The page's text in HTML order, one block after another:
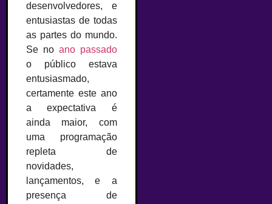
desenvolvedores, e
entusiastas de todas
as partes do mundo.
Se no ano passado
o público estava
entusiasmado,
certamente este ano
a expectativa é
ainda maior, com
uma programação
repleta de
novidades,
lançamentos, e a
presença de